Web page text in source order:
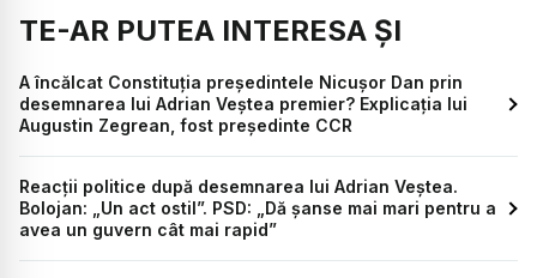
TE-AR PUTEA INTERESA ȘI
A încălcat Constituția președintele Nicușor Dan prin
desemnarea lui Adrian Veștea premier? Explicația lui
Augustin Zegrean, fost președinte CCR
Reacții politice după desemnarea lui Adrian Veștea.
Bolojan: „Un act ostil”. PSD: „Dă șanse mai mari pentru a
avea un guvern cât mai rapid”